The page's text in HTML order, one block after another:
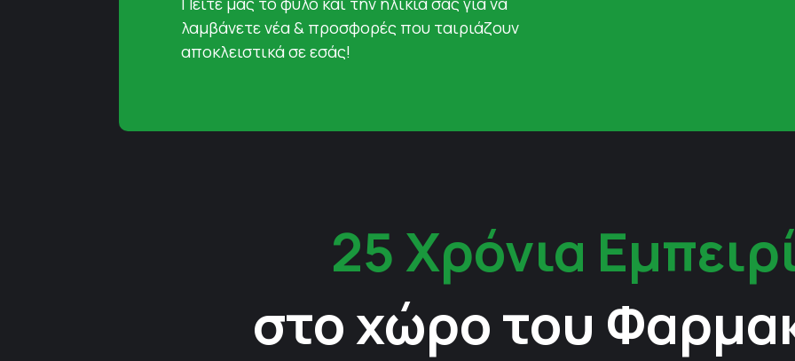
λαμβάνετε νέα & προσφορές που ταιριάζουν
αποκλειστικά σε εσάς!
25 Χρόνια
στο χώρο του